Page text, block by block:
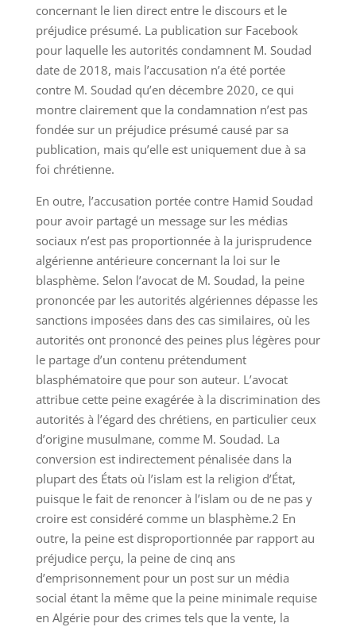
concernant le lien direct entre le discours et le
préjudice présumé. La publication sur Facebook
pour laquelle les autorités condamnent M. Soudad
date de 2018, mais l’accusation n’a été portée
contre M. Soudad qu’en décembre 2020, ce qui
montre clairement que la condamnation n’est pas
fondée sur un préjudice présumé causé par sa
publication, mais qu’elle est uniquement due à sa
foi chrétienne.
En outre, l’accusation portée contre Hamid Soudad
pour avoir partagé un message sur les médias
sociaux n’est pas proportionnée à la jurisprudence
algérienne antérieure concernant la loi sur le
blasphème. Selon l’avocat de M. Soudad, la peine
prononcée par les autorités algériennes dépasse les
sanctions imposées dans des cas similaires, où les
autorités ont prononcé des peines plus légères pour
le partage d’un contenu prétendument
blasphématoire que pour son auteur. L’avocat
attribue cette peine exagérée à la discrimination des
autorités à l’égard des chrétiens, en particulier ceux
d’origine musulmane, comme M. Soudad. La
conversion est indirectement pénalisée dans la
plupart des États où l’islam est la religion d’État,
puisque le fait de renoncer à l’islam ou de ne pas y
croire est considéré comme un blasphème.2 En
outre, la peine est disproportionnée par rapport au
préjudice perçu, la peine de cinq ans
d’emprisonnement pour un post sur un média
social étant la même que la peine minimale requise
en Algérie pour des crimes tels que la vente, la